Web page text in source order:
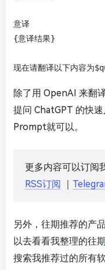
意译
{意译结果}
现在请翻译以下内容
除了用 OpenAI 来翻
提问 ChatGPT 的快
Prompt就可以。
更多内容可以订阅
RSS订阅 ｜
另外，往期推荐的产
以去看看我整理的往期
搜索我推荐过的所有